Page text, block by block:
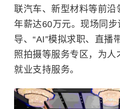
联汽车、新型材料等前沿
年薪达60万元。现场同
导、“AI”模拟求职、直播
照拍摄等服务专区，为人
就业支持服务。